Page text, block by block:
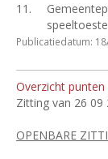
11.
Publicatiedatum:
Overzicht punten
Zitting van 26 09
OPENBARE